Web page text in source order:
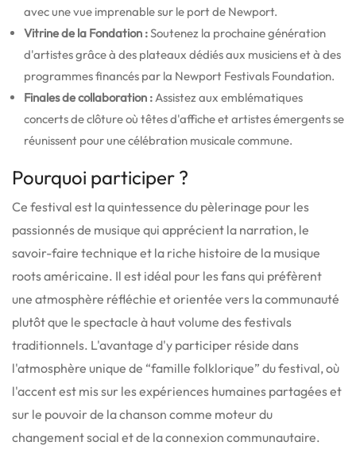
avec une vue imprenable sur le port de Newport.
Vitrine de la Fondation :Soutenez la prochaine génération
d'artistes grâce à des plateaux dédiés aux musiciens et à des
programmes financés par la Newport Festivals Foundation.
Finales de collaboration : Assistez aux emblématiques
concerts de clôture où têtes d'affiche et artistes émergents se
réunissent pour une célébration musicale commune.
Pourquoi participer ?
Ce festival est la quintessence du pèlerinage pour les
passionnés de musique qui apprécient la narration, le
savoir-faire technique et la riche histoire de la musique
roots américaine. Il est idéal pour les fans qui préfèrent
une atmosphère réfléchie et orientée vers la communauté
plutôt que le spectacle à haut volume des festivals
traditionnels. L'avantage d'y participer réside dans
l'atmosphère unique de “famille folklorique” du festival, où
l'accent est mis sur les expériences humaines partagées et
sur le pouvoir de la chanson comme moteur du
changement social et de la connexion communautaire.